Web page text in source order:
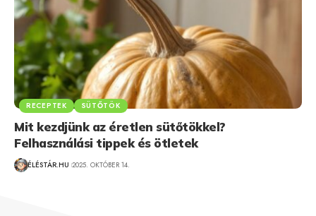
RECEPTEK SÜTŐTÖK
Mit kezdjünk az éretlen sütőtökkel?
Felhasználási tippek és ötletek
ÉLÉSTÁR.HU 2025. OKTÓBER 14.